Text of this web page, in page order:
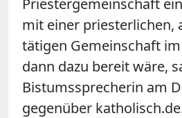
mit einer priesterlichen,
tätigen Gemeinschaft
dann dazu bereit wäre,
Bistumssprecherin am
gegenüber